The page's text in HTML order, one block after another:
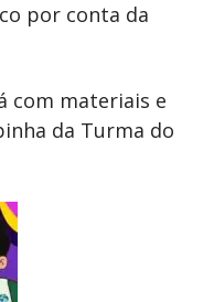
por conta da
com materiais e
da Turma do